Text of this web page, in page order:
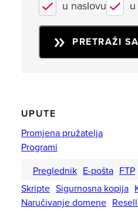
u naslovu
PRETRAŽI
UPUTE
Promjena pružatelja
Programi
Preglednik E-pošta FTP
Skripte Sigurnosna kopija
Naručivanje domene